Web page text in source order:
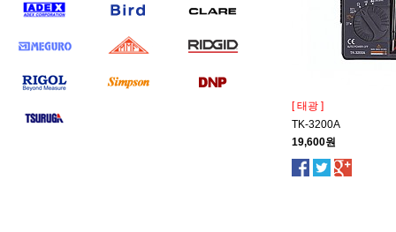
[ 태광 ]
TK-3200A
19,600원